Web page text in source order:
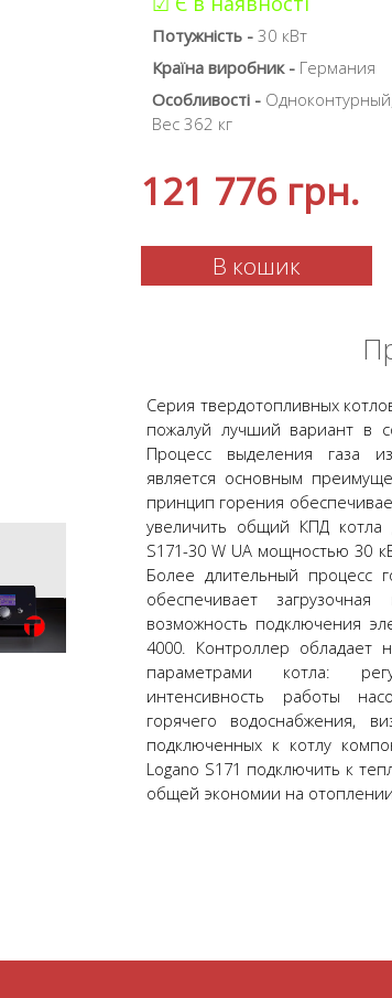
Потужність - 30 кВт
Країна виробник - Германия
Особливості -
Вес 362 кг
121 776грн.
В кошик
Серия твердотопливных
пожалуй лучший вариант в
Процесс выделения газа
является основным
принцип горения
увеличить общий КПД
S171-30 W UA мощностью 30
Более длительный процесс
обеспечивает
возможность подключения
4000. Контроллер обладает
параметрами котла:
интенсивность работы
горячего водоснабжения,
подключенных к котлу
Logano S171 подключить к
общей экономии на